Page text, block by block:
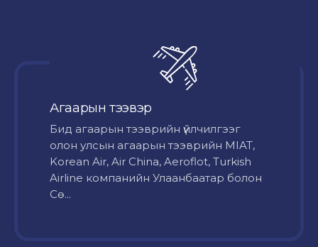
Агаарын тээвэр
Бид агаарын тээврийн үйлчилгээг
олон улсын агаарын тээврийн MIAT,
Korean Air, Air China, Aeroflot, Turkish
Airline компанийн Улаанбаатар болон
Сө...